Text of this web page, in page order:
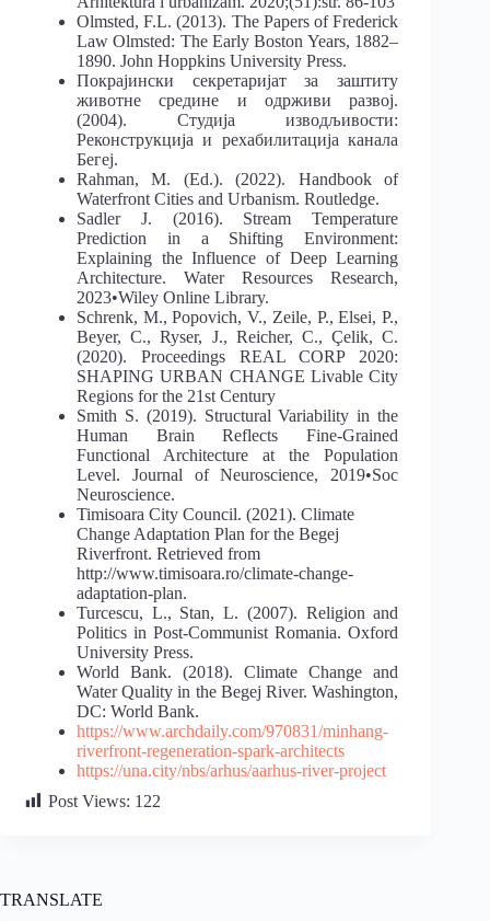
Olmsted, F.L. (2013). The Papers of Frederick
Law Olmsted: The Early Boston Years, 1882–
1890. John Hoppkins University Press.
Покрајински секретаријат за заштиту
животне средине и одрживи развој.
(2004). Студија изводљивости:
Реконструкција и рехабилитација канала
Бегеј.
Rahman, M. (Ed.). (2022). Handbook of
Waterfront Cities and Urbanism. Routledge.
Sadler J. (2016). Stream Temperature
Prediction in a Shifting Environment:
Explaining the Influence of Deep Learning
Architecture. Water Resources Research,
2023•Wiley Online Library.
Schrenk, M., Popovich, V., Zeile, P., Elsei, P.,
Beyer, C., Ryser, J., Reicher, C., Çelik, C.
(2020). Proceedings REAL CORP 2020:
SHAPING URBAN CHANGE Livable City
Regions for the 21st Century
Smith S. (2019). Structural Variability in the
Human Brain Reflects Fine-Grained
Functional Architecture at the Population
Level. Journal of Neuroscience, 2019•Soc
Neuroscience.
Timisoara City Council. (2021). Climate
Change Adaptation Plan for the Begej
Riverfront. Retrieved from
http://www.timisoara.ro/climate-change-
adaptation-plan.
Turcescu, L., Stan, L. (2007). Religion and
Politics in Post-Communist Romania. Oxford
University Press.
World Bank. (2018). Climate Change and
Water Quality in the Begej River. Washington,
DC: World Bank.
https://www.archdaily.com/970831/minhang-
riverfront-regeneration-spark-architects
https://una.city/nbs/arhus/aarhus-river-project
Post Views: 122
TRANSLATE